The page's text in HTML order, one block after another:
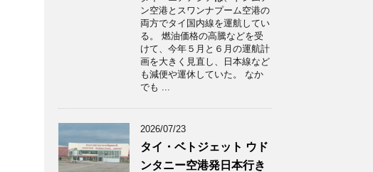
ン空港とスワンナプーム空港の
両方でタイ国内線を運航してい
る。 燃油価格の高騰などを受
けて、今年５月と６月の運航計
画を大きく見直し、日本線など
も減便や運休していた。 なか
でも ...
2026/07/23
タイ・ベトジェット ウド
ンタニー空港発日本行き